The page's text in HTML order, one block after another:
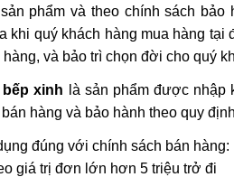
phẩm và theo chính sách bảo
khi quý khách hàng mua hàng tại
và bảo trì chọn đời cho quý
xinh là sản phẩm được nhập
hàng và bảo hành theo quy
đúng với chính sách bán hàng:
giá trị đơn lớn hơn 5 triệu trở đi